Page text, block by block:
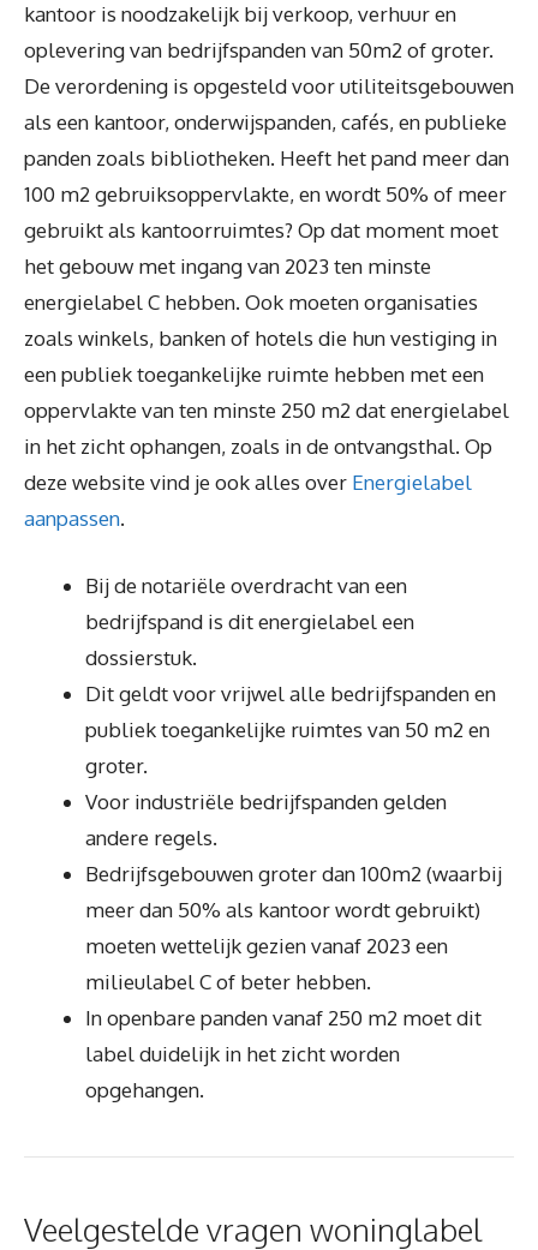
kantoor is noodzakelijk bij verkoop, verhuur en
oplevering van bedrijfspanden van 50m2 of groter.
De verordening is opgesteld voor utiliteitsgebouwen
als een kantoor, onderwijspanden, cafés, en publieke
panden zoals bibliotheken. Heeft het pand meer dan
100 m2 gebruiksoppervlakte, en wordt 50% of meer
gebruikt als kantoorruimtes? Op dat moment moet
het gebouw met ingang van 2023 ten minste
energielabel C hebben. Ook moeten organisaties
zoals winkels, banken of hotels die hun vestiging in
een publiek toegankelijke ruimte hebben met een
oppervlakte van ten minste 250 m2 dat energielabel
in het zicht ophangen, zoals in de ontvangsthal. Op
deze website vind je ook alles over Energielabel
aanpassen.
Bij de notariële overdracht van een
bedrijfspand is dit energielabel een
dossierstuk.
Dit geldt voor vrijwel alle bedrijfspanden en
publiek toegankelijke ruimtes van 50 m2 en
groter.
Voor industriële bedrijfspanden gelden
andere regels.
Bedrijfsgebouwen groter dan 100m2 (waarbij
meer dan 50% als kantoor wordt gebruikt)
moeten wettelijk gezien vanaf 2023 een
milieulabel C of beter hebben.
In openbare panden vanaf 250 m2 moet dit
label duidelijk in het zicht worden
opgehangen.
Veelgestelde vragen woninglabel